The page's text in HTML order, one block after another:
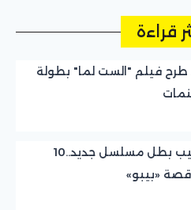
قراءة
طرح فيلم "الست لما" بطولة
محمود الخطيب بطل مسلسل جديد..10
«بيبو»